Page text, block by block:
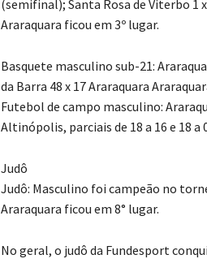
(semifinal); Santa Rosa de Viterbo 1 x
Araraquara ficou em 3º lugar.
Basquete masculino sub-21:
da Barra 48 x 17 Araraquara
Futebol de campo masculino:
Altinópolis, parciais de 18 a 16 e 18 a
Judô
Judô: Masculino foi campeão no
Araraquara ficou em 8° lugar.
No geral, o judô da Fundesport